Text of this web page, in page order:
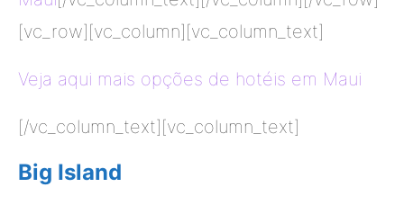
[vc_row][vc_column][vc_column_text]
Veja aqui mais opções de hotéis em Maui
[/vc_column_text][vc_column_text]
Big Island